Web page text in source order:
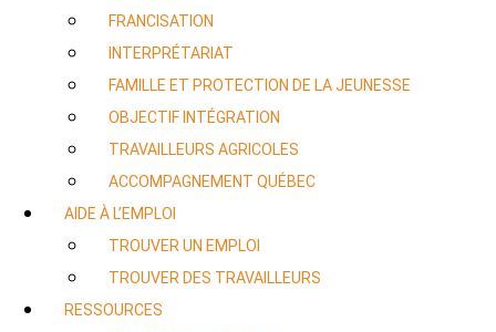
FRANCISATION
INTERPRÉTARIAT
FAMILLE ET PROTECTION DE LA JEUNESSE
OBJECTIF INTÉGRATION
TRAVAILLEURS AGRICOLES
ACCOMPAGNEMENT QUÉBEC
AIDE À L’EMPLOI
TROUVER UN EMPLOI
TROUVER DES TRAVAILLEURS
RESSOURCES